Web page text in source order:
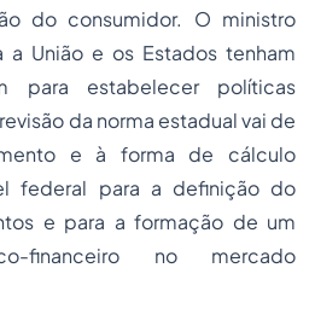
do consumidor. O ministro
União e os Estados tenham
para estabelecer políticas
da norma estadual vai de
e à forma de cálculo
federal para a definição do
e para a formação de um
financeiro no mercado